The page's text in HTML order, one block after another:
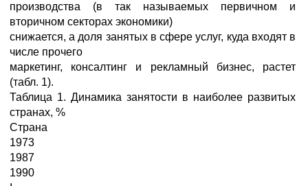
производства (в так называемых первичном и
вторичном секторах экономики)
снижается, а доля занятых в сфере услуг, куда входят в
числе прочего
маркетинг, консалтинг и рекламный бизнес, растет
(табл. 1).
Таблица 1. Динамика занятости в наиболее развитых
странах, %
Страна
1973
1987
1990